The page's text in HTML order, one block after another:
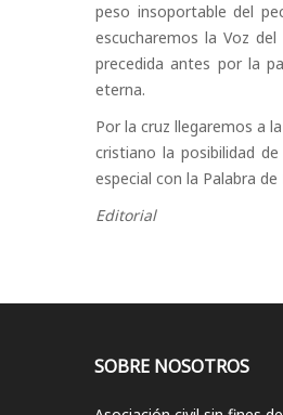
peso insoportable del
escucharemos la Voz
precedida antes por la
eterna.
Por la cruz llegaremos a
cristiano la posibilidad
especial con la Palabra
Editorial
SOBRE NOSOTROS